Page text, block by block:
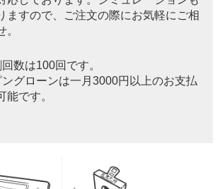
ますので、ご注文の際にお気軽にご相
数は100回です。
グローンは一月3000円以上のお支払
能です。